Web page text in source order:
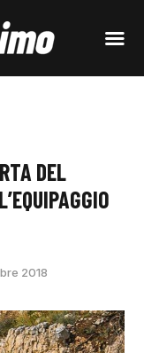
DEL
2018